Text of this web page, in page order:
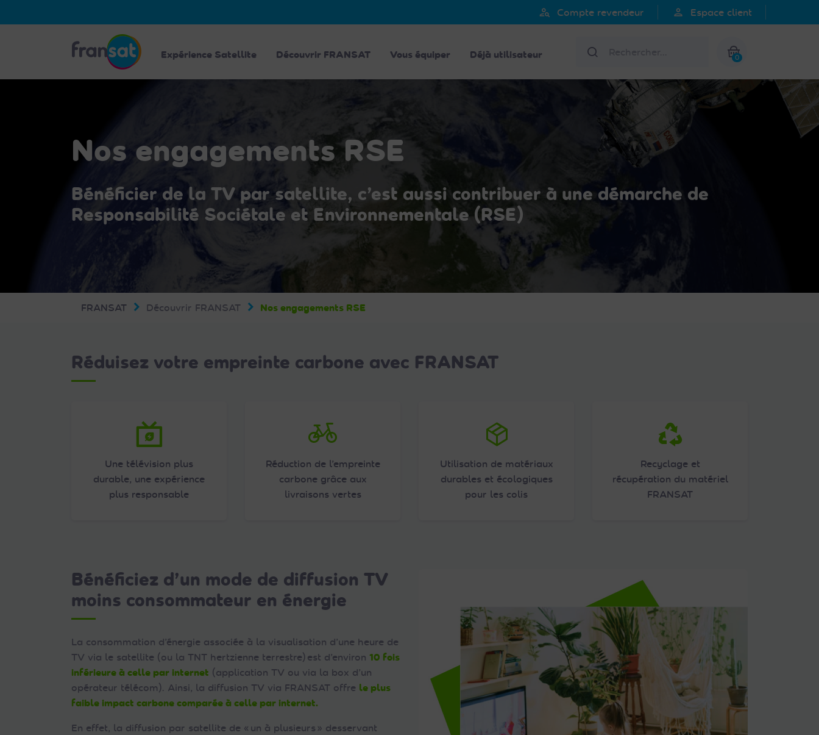
noter
person_search Compte revendeur person Espace client
0
Expérience Satellite Découvrir FRANSAT Vous équiper Déjà utilisateur
Nos engagements RSE
Bénéficier de la TV par satellite, c’est aussi contribuer à une démarche de
Responsabilité Sociétale et Environnementale (RSE)
FRANSAT Découvrir FRANSAT Nos engagements RSE
Réduisez votre empreinte carbone avec FRANSAT
Une télévision plus
durable, une expérience
plus responsable
Réduction de l’empreinte
carbone grâce aux
livraisons vertes
Utilisation de matériaux
durables et écologiques
pour les colis
Recyclage et
récupération du matériel
FRANSAT
Bénéficiez d’un mode de diffusion TV
moins consommateur en énergie
La consommation d’énergie associée à la visualisation d’une heure de
TV via le satellite (ou la TNT hertzienne terrestre) est d’environ 10 fois
inférieure à celle par internet (application TV ou via la box d’un
opérateur télécom). Ainsi, la diffusion TV via FRANSAT offre le plus
faible impact carbone comparée à celle par internet.
En effet, la diffusion par satellite de « un à plusieurs » desservant